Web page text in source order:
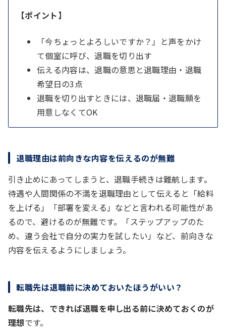
【ポイント】
「今ちょっとよろしいですか？」と声をかけ
て個室に呼び、退職を切り出す
伝える内容は、退職の意思と退職理由・退職
希望日の3点
退職を切り出すときには、退職届・退職願を
用意しなくてOK
退職理由は前向きな内容を伝えるのが無難
引き止めにあってしまうと、退職手続きは難航します。
待遇や人間関係の不満を退職理由として伝えると「給料
を上げる」「部署を変える」などと言われる可能性があ
るので、避けるのが無難です。「ステップアップのた
め、違う会社で自分の実力を試したい」など、前向きな
内容を伝えるようにしましょう。
転職先は退職前に決めておいたほうがいい？
転職先は、できれば退職を申し出る前に決めておくのが
理想です。